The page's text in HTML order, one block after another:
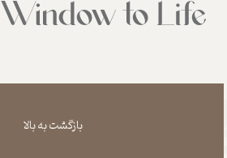
بازگشت به بالا